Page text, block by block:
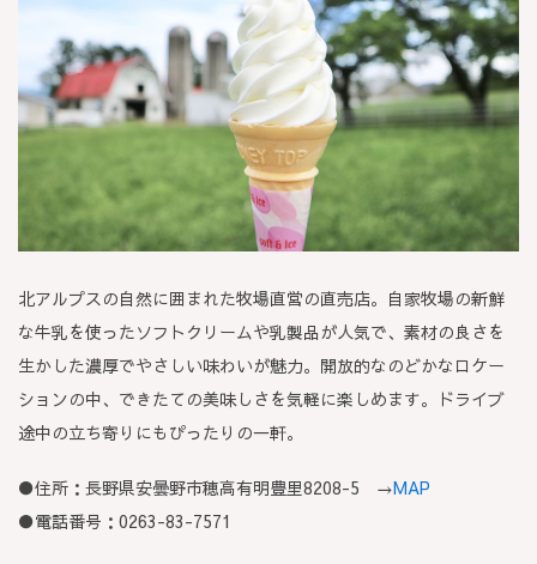
北アルプスの自然に囲まれた牧場直営の直売店。自家牧場の新鮮
な牛乳を使ったソフトクリームや乳製品が人気で、素材の良さを
生かした濃厚でやさしい味わいが魅力。開放的なのどかなロケー
ションの中、できたての美味しさを気軽に楽しめます。ドライブ
途中の立ち寄りにもぴったりの一軒。
●住所：長野県安曇野市穂高有明豊里8208-5 →MAP
●電話番号：0263-83-7571